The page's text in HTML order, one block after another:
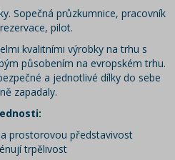
Sopečná průzkumnice, pracovník
pilot.
kvalitními výrobky na trhu s
působením na evropském trhu.
a jednotlivé dílky do sebe
zapadaly.
prostorovou představivost
trpělivost